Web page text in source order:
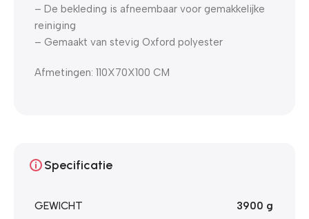
– De bekleding is afneembaar voor gemakkelijke
reiniging
– Gemaakt van stevig Oxford polyester
Afmetingen: 110X70X100 CM
Specificatie
GEWICHT 3900 g